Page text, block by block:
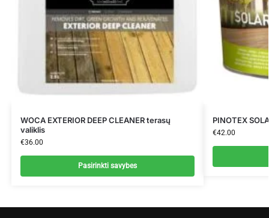
WOCA EXTERIOR DEEP CLEANER terasų
valiklis
€36.00
Pasirinkti savybes
PINOTEX
€42.00